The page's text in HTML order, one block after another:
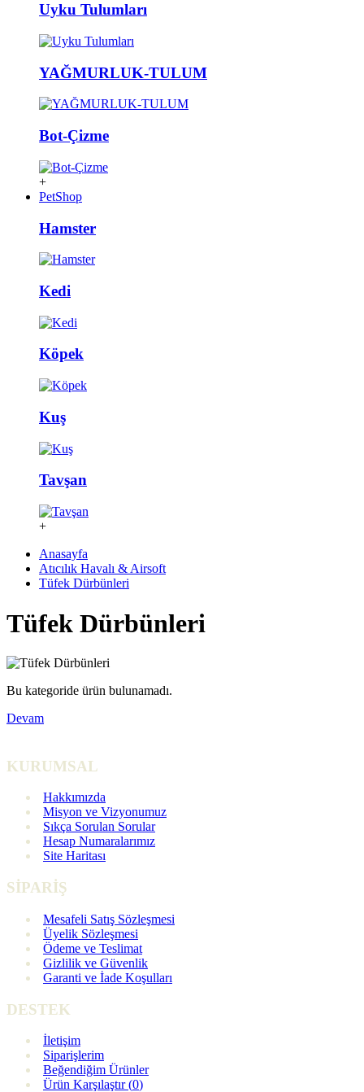
Uyku Tulumları
YAĞMURLUK-TULUM
Bot-Çizme
+
PetShop
Hamster
Kedi
Köpek
Kuş
Tavşan
+
Anasayfa
Atıcılık Havalı & Airsoft
Tüfek Dürbünleri
Tüfek Dürbünleri
Bu kategoride ürün bulunamadı.
Devam
KURUMSAL
Hakkımızda
Misyon ve Vizyonumuz
Sıkça Sorulan Sorular
Hesap Numaralarımız
Site Haritası
SİPARİŞ
Mesafeli Satış Sözleşmesi
Üyelik Sözleşmesi
Ödeme ve Teslimat
Gizlilik ve Güvenlik
Garanti ve İade Koşulları
DESTEK
İletişim
Siparişlerim
Beğendiğim Ürünler
Ürün Karşılaştır (0)